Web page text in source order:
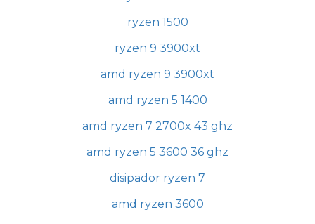
ryzen 1500
ryzen 9 3900xt
amd ryzen 9 3900xt
amd ryzen 5 1400
amd ryzen 7 2700x 43 ghz
amd ryzen 5 3600 36 ghz
disipador ryzen 7
amd ryzen 3600